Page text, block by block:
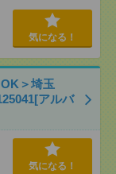
気になる！
＞埼玉
アルバ
気になる！